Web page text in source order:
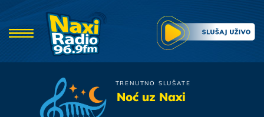
TRENUTNO SLUŠATE
Noć uz Naxi
Aleksandra Radovic